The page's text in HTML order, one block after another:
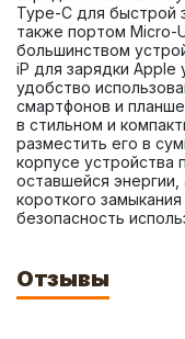
Type-C для быстрой
также портом Micro-
большинством
iP для зарядки Apple
удобство
смартфонов и
в стильном и
разместить его в
корпусе устройства
оставшейся энергии,
короткого
безопасность
Отзывы